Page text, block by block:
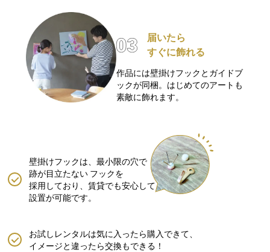
届いたら
すぐに飾れる
作品には壁掛けフックとガイドブ
ックが同梱。はじめてのアートも
素敵に飾れます。
壁掛けフックは、最小限の穴で
跡が目立たない フックを
採用しており、賃貸でも安心して
設置が可能です。
お試しレンタルは気に入ったら購入できて、
イメージと違ったら交換もできる！